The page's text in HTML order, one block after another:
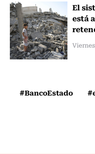
El
está
#BancoEstado